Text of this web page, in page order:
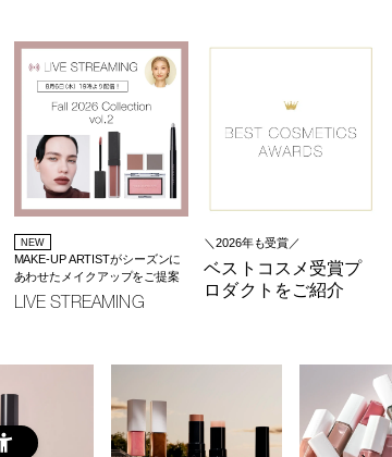
NEW
MAKE-UP ARTISTがシーズンに
あわせたメイクアップをご提案
LIVE STREAMING
＼2026年も受賞／
ベストコスメ受賞プ
ロダクトをご紹介